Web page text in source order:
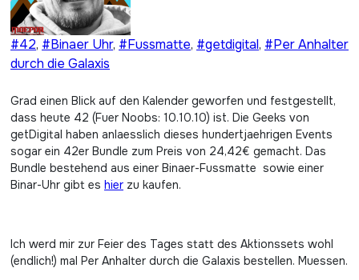
#42, #Binaer Uhr, #Fussmatte, #getdigital, #Per Anhalter
durch die Galaxis
Grad einen Blick auf den Kalender geworfen und festgestellt,
dass heute 42 (Fuer Noobs: 10.10.10) ist. Die Geeks von
getDigital haben anlaesslich dieses hundertjaehrigen Events
sogar ein 42er Bundle zum Preis von 24,42€ gemacht. Das
Bundle bestehend aus einer Binaer-Fussmatte sowie einer
Binar-Uhr gibt es hier zu kaufen.
Ich werd mir zur Feier des Tages statt des Aktionssets wohl
(endlich!) mal Per Anhalter durch die Galaxis bestellen. Muessen.